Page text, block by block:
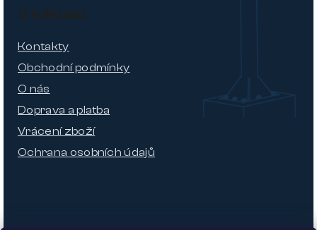
O nákupu
Kontakty
Obchodní podmínky
O nás
Doprava a platba
Vrácení zboží
Ochrana osobních údajů